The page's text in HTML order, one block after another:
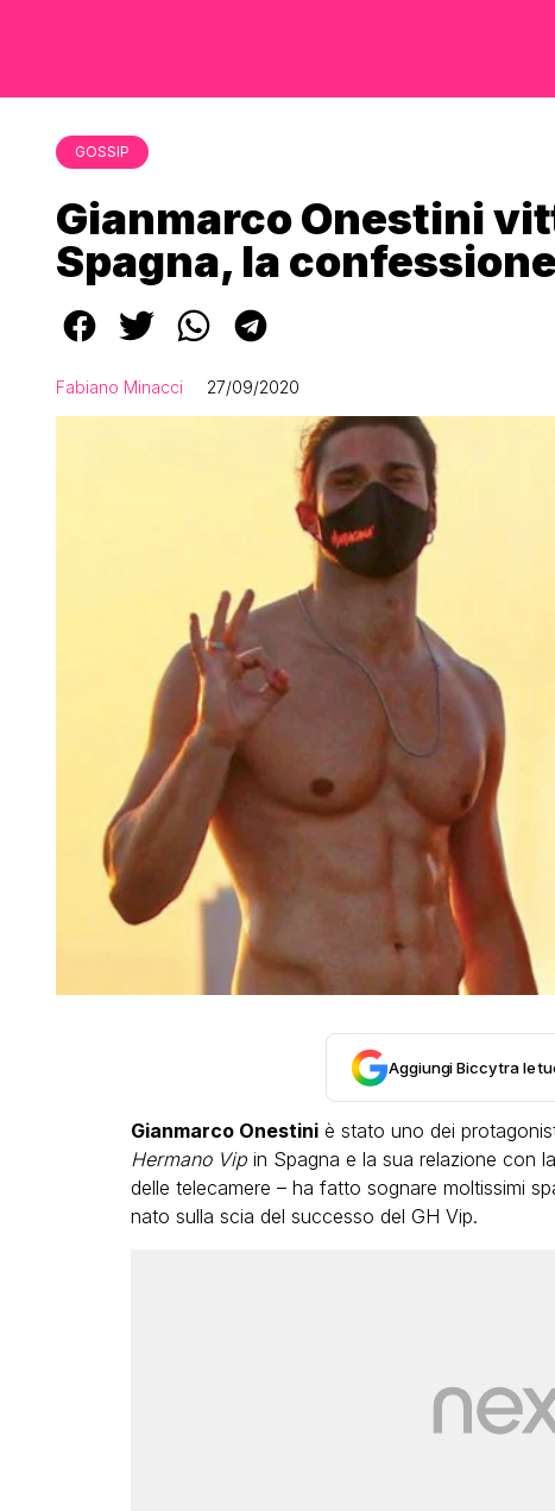
GOSSIP
Gianmarco Onestini
Spagna, la
Fabiano Minacci 27/09/2020
Aggiungi Biccy tra le
Gianmarco Onestiniè stato uno dei
Hermano Vipin Spagna e la sua relazione con
delle telecamere – ha fatto sognare moltissimi
nato sulla scia del successo del GH Vip.